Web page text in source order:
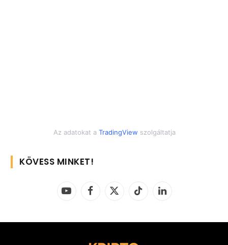
Az adatokat a TradingView szolgáltatja
KÖVESS MINKET!
YouTubeFacebook
X
TikTok LinkedIn